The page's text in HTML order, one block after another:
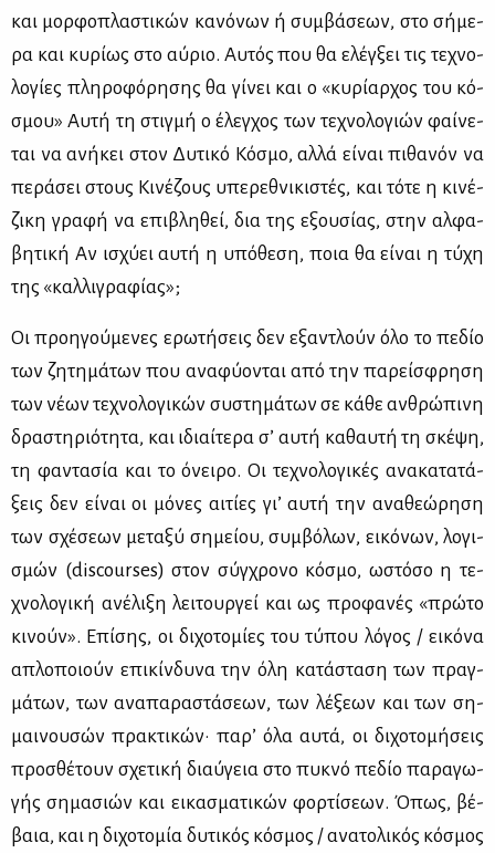
και μορ­φο­πλα­στι­κών κα­νό­νων ή συμ­βά­σε­ων, στο σή­με­
ρα και κυ­ρί­ως στο αύ­ριο. Αυ­τός που θα ελέγ­ξει τις τε­χνο­
λο­γί­ες πλη­ρο­φό­ρη­σης θα γί­νει και ο «κυ­ρί­αρ­χος του κό­
σμου» Αυ­τή τη στιγ­μή ο έλεγ­χος των τε­χνο­λο­γιών φαί­νε­
ται να ανή­κει στον Δυ­τι­κό Κό­σμο, αλ­λά εί­ναι πι­θα­νόν να
πε­ρά­σει στους Κι­νέ­ζους υπε­ρε­θνι­κι­στές, και τό­τε η κι­νέ­
ζι­κη γρα­φή να επι­βλη­θεί, δια της εξου­σί­ας, στην αλ­φα­
βη­τι­κή Αν ισχύ­ει αυ­τή η υπό­θε­ση, ποια θα εί­ναι η τύ­χη
της «καλ­λι­γρα­φί­ας»;
Οι προη­γού­με­νες ερω­τή­σεις δεν εξα­ντλούν όλο το πε­δίο
των ζη­τη­μά­των που ανα­φύ­ο­νται από την πα­ρεί­σφρη­ση
των νέ­ων τε­χνο­λο­γι­κών συ­στη­μά­των σε κά­θε αν­θρώ­πι­νη
δρα­στη­ριό­τη­τα, και ιδιαί­τε­ρα σ’ αυ­τή κα­θαυ­τή τη σκέ­ψη,
τη φα­ντα­σία και το όνει­ρο. Οι τε­χνο­λο­γι­κές ανα­κα­τα­τά­
ξεις δεν εί­ναι οι μό­νες αι­τί­ες γι’ αυ­τή την ανα­θε­ώ­ρη­ση
των σχέ­σε­ων με­τα­ξύ ση­μεί­ου, συμ­βό­λων, ει­κό­νων, λο­γι­
σμών (discourses) στον σύγ­χρο­νο κό­σμο, ωστό­σο η τε­
χνο­λο­γι­κή ανέ­λι­ξη λει­τουρ­γεί και ως προ­φα­νές «πρώ­το
κι­νούν». Επί­σης, οι δι­χο­το­μί­ες του τύ­που λό­γος / ει­κό­να
απλο­ποιούν επι­κίν­δυ­να την όλη κα­τά­στα­ση των πραγ­
μά­των, των ανα­πα­ρα­στά­σε­ων, των λέ­ξε­ων και των ση­
μαι­νου­σών πρα­κτι­κών· πα­ρ’ όλα αυ­τά, οι δι­χο­το­μή­σεις
προ­σθέ­τουν σχε­τι­κή διαύ­γεια στο πυ­κνό πε­δίο πα­ρα­γω­
γής ση­μα­σιών και ει­κα­σμα­τι­κών φορ­τί­σε­ων. Όπως, βέ­
βαια, και η δι­χο­το­μία δυ­τι­κός κό­σμος / ανα­το­λι­κός κό­σμος